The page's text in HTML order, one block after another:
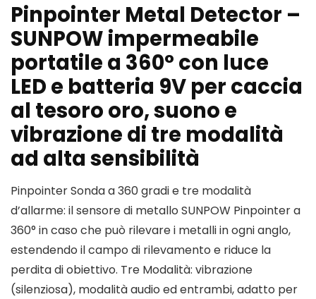
Pinpointer Metal Detector –
SUNPOW impermeabile
portatile a 360° con luce
LED e batteria 9V per caccia
al tesoro oro, suono e
vibrazione di tre modalità
ad alta sensibilità
Pinpointer Sonda a 360 gradi e tre modalità
d’allarme: il sensore di metallo SUNPOW Pinpointer a
360° in caso che può rilevare i metalli in ogni anglo,
estendendo il campo di rilevamento e riduce la
perdita di obiettivo. Tre Modalità: vibrazione
(silenziosa), modalità audio ed entrambi, adatto per